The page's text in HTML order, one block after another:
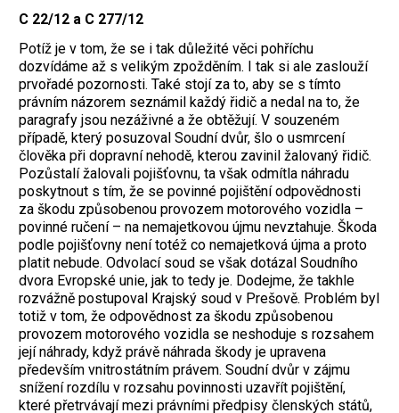
C 22/12 a C 277/12
Potíž je v tom, že se i tak důležité věci pohříchu
dozvídáme až s velikým zpožděním. I tak si ale zaslouží
prvořadé pozornosti. Také stojí za to, aby se s tímto
právním názorem seznámil každý řidič a nedal na to, že
paragrafy jsou nezáživné a že obtěžují. V souzeném
případě, který posuzoval Soudní dvůr, šlo o usmrcení
člověka při dopravní nehodě, kterou zavinil žalovaný řidič.
Pozůstalí žalovali pojišťovnu, ta však odmítla náhradu
poskytnout s tím, že se povinné pojištění odpovědnosti
za škodu způsobenou provozem motorového vozidla –
povinné ručení – na nemajetkovou újmu nevztahuje. Škoda
podle pojišťovny není totéž co nemajetková újma a proto
platit nebude. Odvolací soud se však dotázal Soudního
dvora Evropské unie, jak to tedy je. Dodejme, že takhle
rozvážně postupoval Krajský soud v Prešově. Problém byl
totiž v tom, že odpovědnost za škodu způsobenou
provozem motorového vozidla se neshoduje s rozsahem
její náhrady, když právě náhrada škody je upravena
především vnitrostátním právem. Soudní dvůr v zájmu
snížení rozdílu v rozsahu povinnosti uzavřít pojištění,
které přetrvávají mezi právními předpisy členských států,